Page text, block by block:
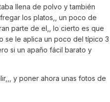
llena de polvo y también
los platos,, un poco de
parte de el,, lo cierto es que
se le aplica un poco del típico 3
si un apaño fácil barato y
y poner ahora unas fotos de